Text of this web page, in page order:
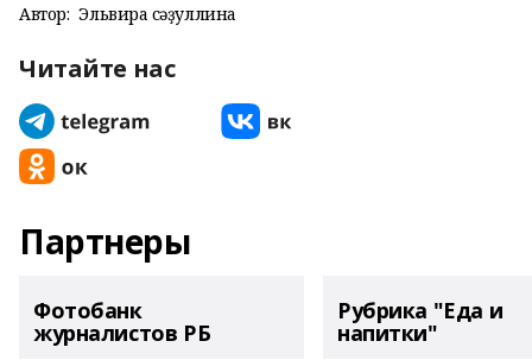
Автор: Эльвира Әсәҙуллина
Читайте нас
Партнеры
Фотобанк
журналистов РБ
Рубрика "Еда и
напитки"